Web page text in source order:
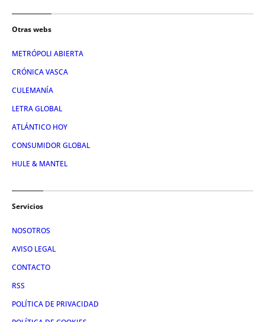
Otras webs
METRÓPOLI ABIERTA
CRÓNICA VASCA
CULEMANÍA
LETRA GLOBAL
ATLÁNTICO HOY
CONSUMIDOR GLOBAL
HULE & MANTEL
Servicios
NOSOTROS
AVISO LEGAL
CONTACTO
RSS
POLÍTICA DE PRIVACIDAD